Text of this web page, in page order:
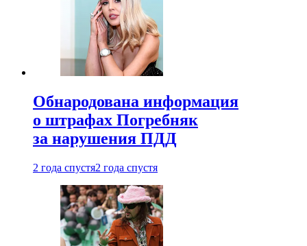
Обнародована информация
о штрафах Погребняк
за нарушения ПДД
2 года спустя2 года спустя